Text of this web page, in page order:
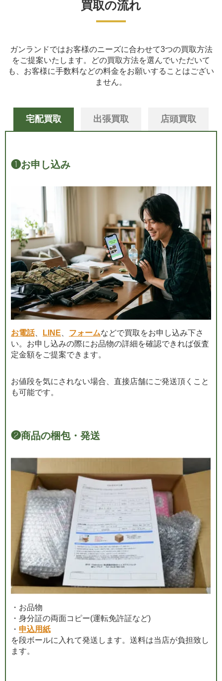
買取の流れ
ガンランドではお客様のニーズに合わせて3つの買取方法
をご提案いたします。
どの買取方法を選んでいただいて
も、お客様に手数料などの料金をお願いすることはござい
ません。
宅配買取 出張買取 店頭買取
❶お申し込み
お電話、 LINE フォームなどで買取をお申し込み下さ
い。お申し込みの際にお品物の詳細を確認できれば仮査
定金額をご提案できます。
お値段を気にされない場合、直接店舗にご発送頂くこと
も可能です。
❷商品の梱包・発送
・お品物
・身分証の両面コピー(運転免許証など)
・ 申込用紙
を段ボールに入れて発送します。送料は当店が負担致し
ます。